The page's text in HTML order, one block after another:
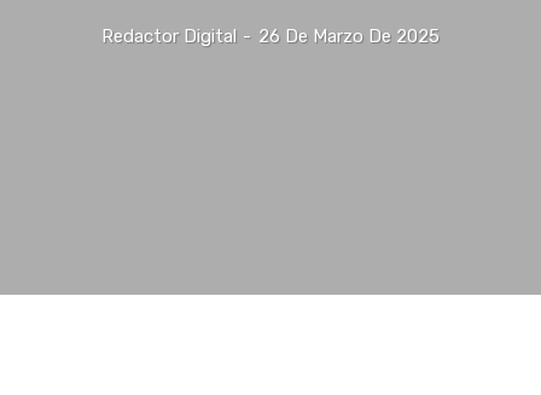
Redactor Digital - 26 De Marzo De 2025